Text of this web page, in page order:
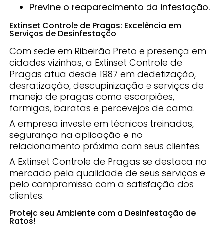
Previne o reaparecimento da infestação.
Extinset Controle de Pragas: Excelência em
Serviços de Desinfestação
Com sede em Ribeirão Preto e presença em
cidades vizinhas, a Extinset Controle de
Pragas atua desde 1987 em dedetização,
desratização, descupinização e serviços de
manejo de pragas como escorpiões,
formigas, baratas e percevejos de cama.
A empresa investe em técnicos treinados,
segurança na aplicação e no
relacionamento próximo com seus clientes.
A Extinset Controle de Pragas se destaca no
mercado pela qualidade de seus serviços e
pelo compromisso com a satisfação dos
clientes.
Proteja seu Ambiente com a Desinfestação de
Ratos!